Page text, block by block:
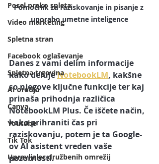
Posel preko spleta
Video marketing
Spletna stran
Facebook oglaševanje
Spletna trgovina
AI orodja
Canva
Youtube
Tik Tok
Upravljalec družbenih omrežij
Pomočnik za raziskovanje in pisanje z
uporabo umetne inteligence
Danes z vami delim informacije
kako deluje NotebookLM, kakšne
so njegove ključne funkcije ter kaj
prinaša prihodnja različica
NotebookLM Plus. Če iščete način,
kako prihraniti čas pri
raziskovanju, potem je ta Google-
ov AI asistent vreden vaše
pozornosti.